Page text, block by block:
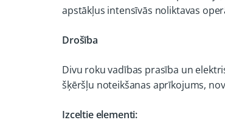
apstākļus intensīvās noliktavas
Drošība
Divu roku vadības prasība un
šķēršļu noteikšanas aprīkojums,
Izceltie elementi: